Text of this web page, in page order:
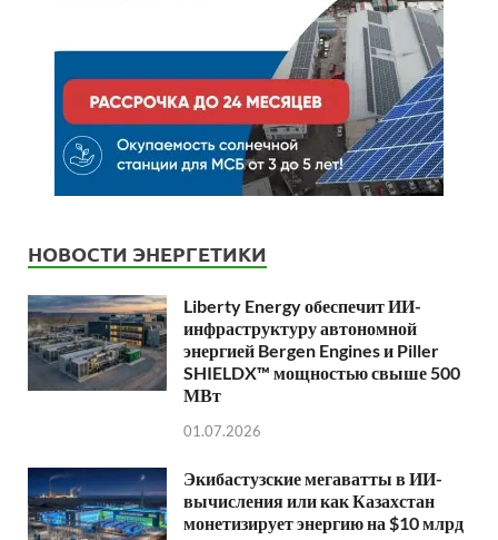
НОВОСТИ ЭНЕРГЕТИКИ
Liberty Energy обеспечит ИИ-
инфраструктуру автономной
энергией Bergen Engines и Piller
SHIELDX™ мощностью свыше 500
МВт
01.07.2026
Экибастузские мегаватты в ИИ-
вычисления или как Казахстан
монетизирует энергию на $10 млрд